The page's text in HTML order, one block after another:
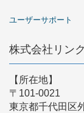
ユーザーサポート
株式会社リン
【所在地】
〒101-0021
東京都千代田区